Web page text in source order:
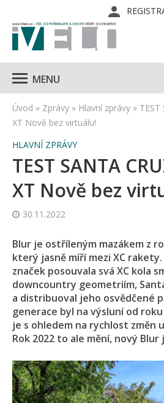
MENU
Úvod » Zprávy » Hlavní zprávy » TEST
XT Nově bez virtuálu!
HLAVNÍ ZPRÁVY
TEST SANTA
XT Nově bez
30.11.2022
Blur je ostříleným mazákem z
který jasně míří mezi XC
značek posouvala svá XC kola
downcountry geometriím,
a distribuoval jeho osvědčené
generace byl na výsluní od
je s ohledem na rychlost změn
Rok 2022 to ale mění, nový Blur